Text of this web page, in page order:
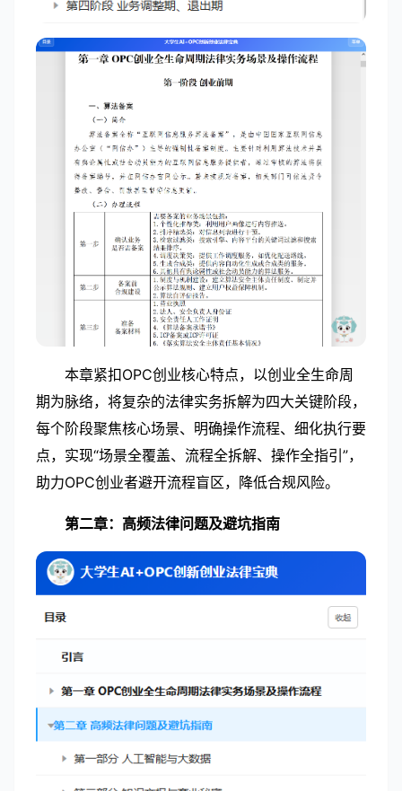
本章紧扣OPC创业核心特点，以创业全生命周
期为脉络，将复杂的法律实务拆解为四大关键阶段，
每个阶段聚焦核心场景、明确操作流程、细化执行要
点，实现“场景全覆盖、流程全拆解、操作全指引”，
助力OPC创业者避开流程盲区，降低合规风险。
第二章： 高频法律问题及避坑指南